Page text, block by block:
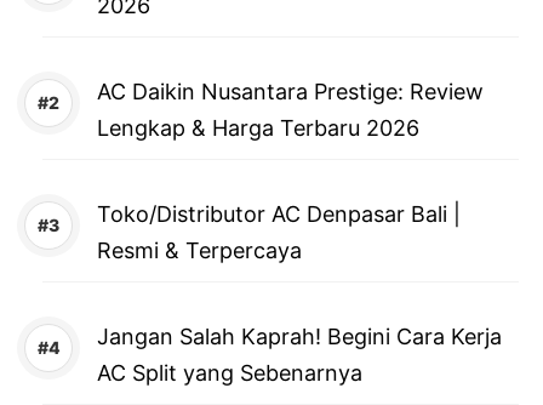
2026
AC Daikin Nusantara Prestige: Review
Lengkap & Harga Terbaru 2026
Toko/Distributor AC Denpasar Bali |
Resmi & Terpercaya
Jangan Salah Kaprah! Begini Cara Kerja
AC Split yang Sebenarnya